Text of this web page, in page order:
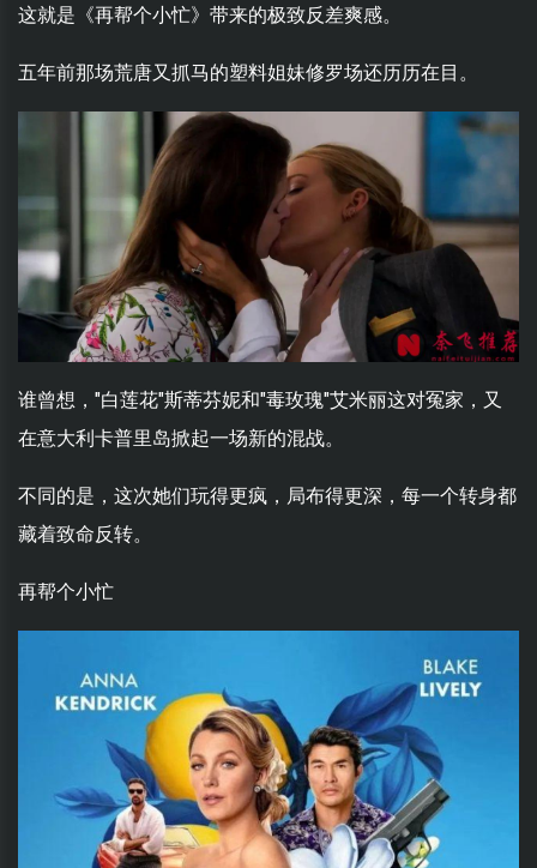
这就是《再帮个小忙》带来的极致反差爽感。
五年前那场荒唐又抓马的塑料姐妹修罗场还历历在目。
谁曾想，"白莲花"斯蒂芬妮和"毒玫瑰"艾米丽这对冤家，又
在意大利卡普里岛掀起一场新的混战。
不同的是，这次她们玩得更疯，局布得更深，每一个转身都
藏着致命反转。
再帮个小忙